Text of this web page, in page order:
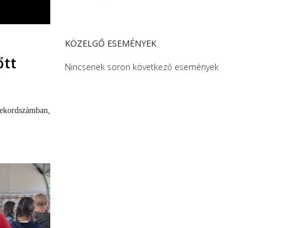
KÖZELGŐ ESEMÉNYEK
Nincsenek soron következő események